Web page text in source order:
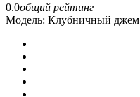
0.0общий рейтинг
Модель: Клубничный джем